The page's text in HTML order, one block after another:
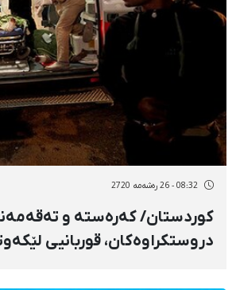
08:32 - 26 رەشەمه 2720
کوردستان/ کەرەستە و
دروستکراوەکان، قوربانیی